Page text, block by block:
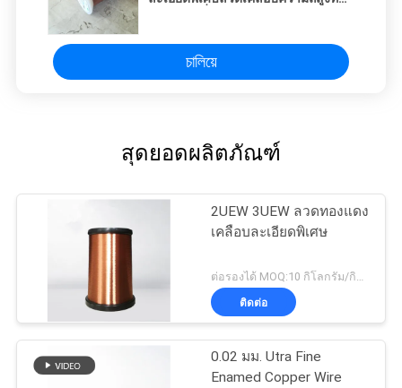
চালিয়ে
สุดยอดผลิตภัณฑ์
2UEW 3UEW ลวดทองแดง
เคลือบละเอียดพิเศษ
ต่อรองได้ MOQ:10 กิโลกรัม/กิโลกรัม
ติดต่อ
0.02 มม. Utra Fine
Enamed Copper Wire